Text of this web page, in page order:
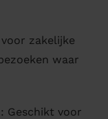
zakelijke
waar
Geschikt voor